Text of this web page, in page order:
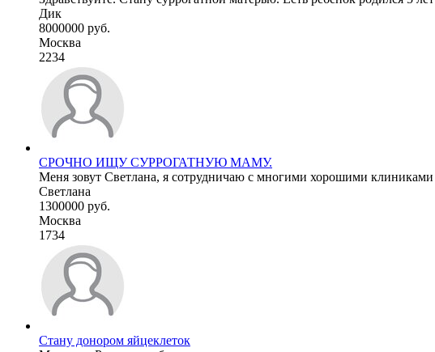
Дик
8000000 руб.
Москва
2234
СРОЧНО ИЩУ СУРРОГАТНУЮ МАМУ.
Меня зовут Светлана, я сотрудничаю с многими хорошими
Светлана
1300000 руб.
Москва
1734
Стану донором яйцеклеток